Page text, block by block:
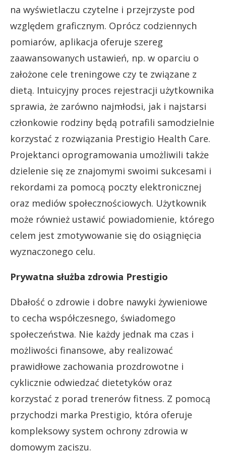
na wyświetlaczu czytelne i przejrzyste pod
względem graficznym. Oprócz codziennych
pomiarów, aplikacja oferuje szereg
zaawansowanych ustawień, np. w oparciu o
założone cele treningowe czy te związane z
dietą. Intuicyjny proces rejestracji użytkownika
sprawia, że zarówno najmłodsi, jak i najstarsi
członkowie rodziny będą potrafili samodzielnie
korzystać z rozwiązania Prestigio Health Care.
Projektanci oprogramowania umożliwili także
dzielenie się ze znajomymi swoimi sukcesami i
rekordami za pomocą poczty elektronicznej
oraz mediów społecznościowych. Użytkownik
może również ustawić powiadomienie, którego
celem jest zmotywowanie się do osiągnięcia
wyznaczonego celu.
Prywatna służba zdrowia Prestigio
Dbałość o zdrowie i dobre nawyki żywieniowe
to cecha współczesnego, świadomego
społeczeństwa. Nie każdy jednak ma czas i
możliwości finansowe, aby realizować
prawidłowe zachowania prozdrowotne i
cyklicznie odwiedzać dietetyków oraz
korzystać z porad trenerów fitness. Z pomocą
przychodzi marka Prestigio, która oferuje
kompleksowy system ochrony zdrowia w
domowym zaciszu.